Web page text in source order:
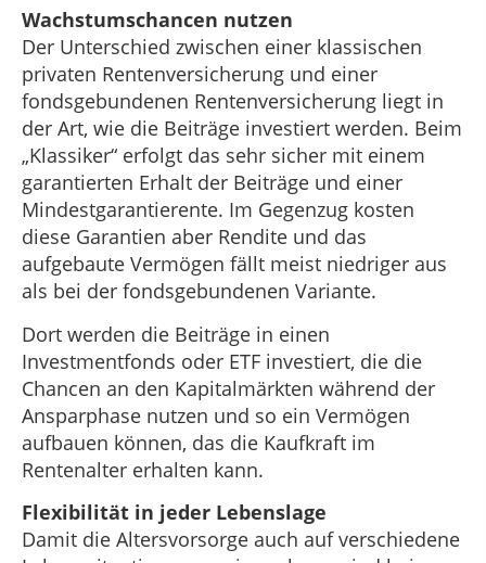
Wachstumschancen nutzen
Der Unterschied zwischen einer klassischen
privaten Rentenversicherung und einer
fondsgebundenen Rentenversicherung liegt in
der Art, wie die Beiträge investiert werden. Beim
„Klassiker“ erfolgt das sehr sicher mit einem
garantierten Erhalt der Beiträge und einer
Mindestgarantierente. Im Gegenzug kosten
diese Garantien aber Rendite und das
aufgebaute Vermögen fällt meist niedriger aus
als bei der fondsgebundenen Variante.
Dort werden die Beiträge in einen
Investmentfonds oder ETF investiert, die die
Chancen an den Kapitalmärkten während der
Ansparphase nutzen und so ein Vermögen
aufbauen können, das die Kaufkraft im
Rentenalter erhalten kann.
Flexibilität in jeder Lebenslage
Damit die Altersvorsorge auch auf verschiedene